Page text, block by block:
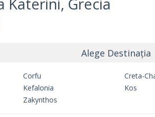
Alege Destinația
Corfu Creta-
Kefalonia Kos
Zakynthos